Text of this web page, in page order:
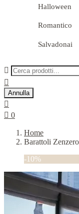
Halloween
Romantico
Salvadonai


Annulla

 0
Home
Barattoli
-10%